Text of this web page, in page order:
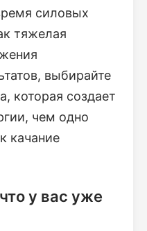
силовых
тяжелая
выбирайте
которая создает
чем одно
качание
у вас уже